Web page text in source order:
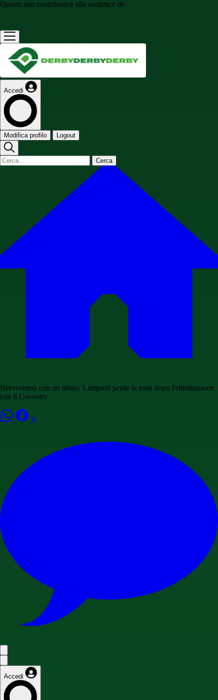
Questo sito contribuisce alla audience de
Accedi
Modifica profilo Logout
Cerca
Nervosismo con un tifoso: Lampard perde la testa dopo l'eliminazione
con il Coventry
Accedi